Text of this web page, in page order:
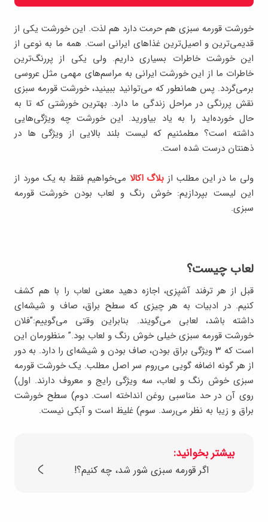
خورشت قورمه سبزی هم حرمت دارد هم لذت. این خورشت یکی از
قدیمی‌ترین و اصیل‌ترین غذاهای ایرانی است. همه ما به نوعی از
این خورشت خاطرات بسیاری داریم. ولی یکی از پررنگ‌ترین
خاطرات ما از این خورشت ایرانی به مراسم‌های مهمی مثل عروسی
برمی‌گردد. پس همانطور که می‌توانید ببینید، خورشت قورمه سبزی
نقش پررنگی در مراحل زندگی ما دارد. بهترین خورشتی که تا به
حال خورده‌اید را به یاد بیاورید. این خورشت چه ویژگی‌هایی
داشته است؟ مطمئنیم که لیست بلند بالایی از ویژگی ها در
ذهنتان درست شده است.
ولی ما در این مطلب از بلاگ اکالا می‌خواهیم فقط به یک مورد از
این لیست بپردازیم: خوش رنگ و لعاب بودن خورشت قورمه
سبزی.
لعاب چیست؟
قبل از هر ترفند آشپزی، اجازه دهید معنی لعاب را با هم کشف
کنیم. در ادبیات به هر چیزی که سطح براق، صاف و شیشه‌ای
داشته باشد، لعابی می‌گویند. بنابراین وقتی می‌گوییم:”فلان
خورشت قورمه سبزی خیلی خوش رنگ و لعاب بود.” منظورمان این
است که ۳ ویژگی براق بودن، صاف بودن و شیشه‌ای را دارد. به دور
از هر گونه اضافه گویی می‌روم سر اصل مطلب. یک خورشت قورمه
سبزی خوش رنگ و لعاب، سه ویژگی رایج و معروف دارند. اول)
روی آن در حد مناسبی روغن انداخته است. دوم) سطح خورشت
براق و زیبا به نظر می‌رسد. سوم) غلیظ است و آبکی نیست.
بیشتر بخوانید:
اگر قورمه سبزی شور شد، چه کنیم؟!